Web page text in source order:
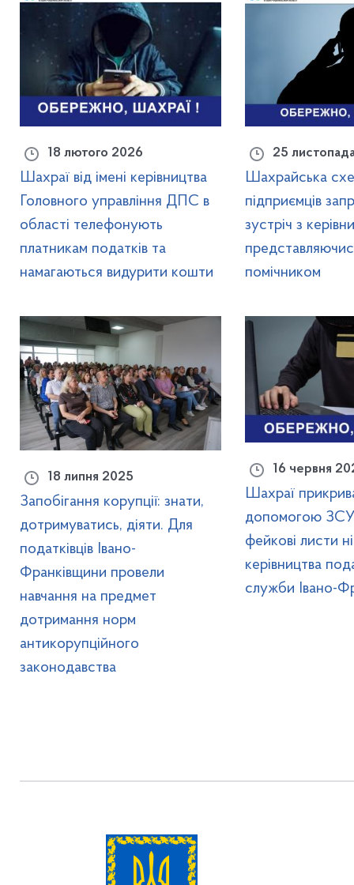
18 лютого 2026
Шахраї від імені керівництва
Головного управління ДПС в
області телефонують
платникам податків та
намагаються видурити кошти
25
Шахрайська
підприємців
зустріч з
помічником
18 липня 2025
Запобігання корупції: знати,
дотримуватись, діяти. Для
податківців Івано-
Франківщини провели
навчання на предмет
дотримання норм
антикорупційного
законодавства
16 червня
Шахраї
допомогою
фейкові листи
керівництва
служби Івано-